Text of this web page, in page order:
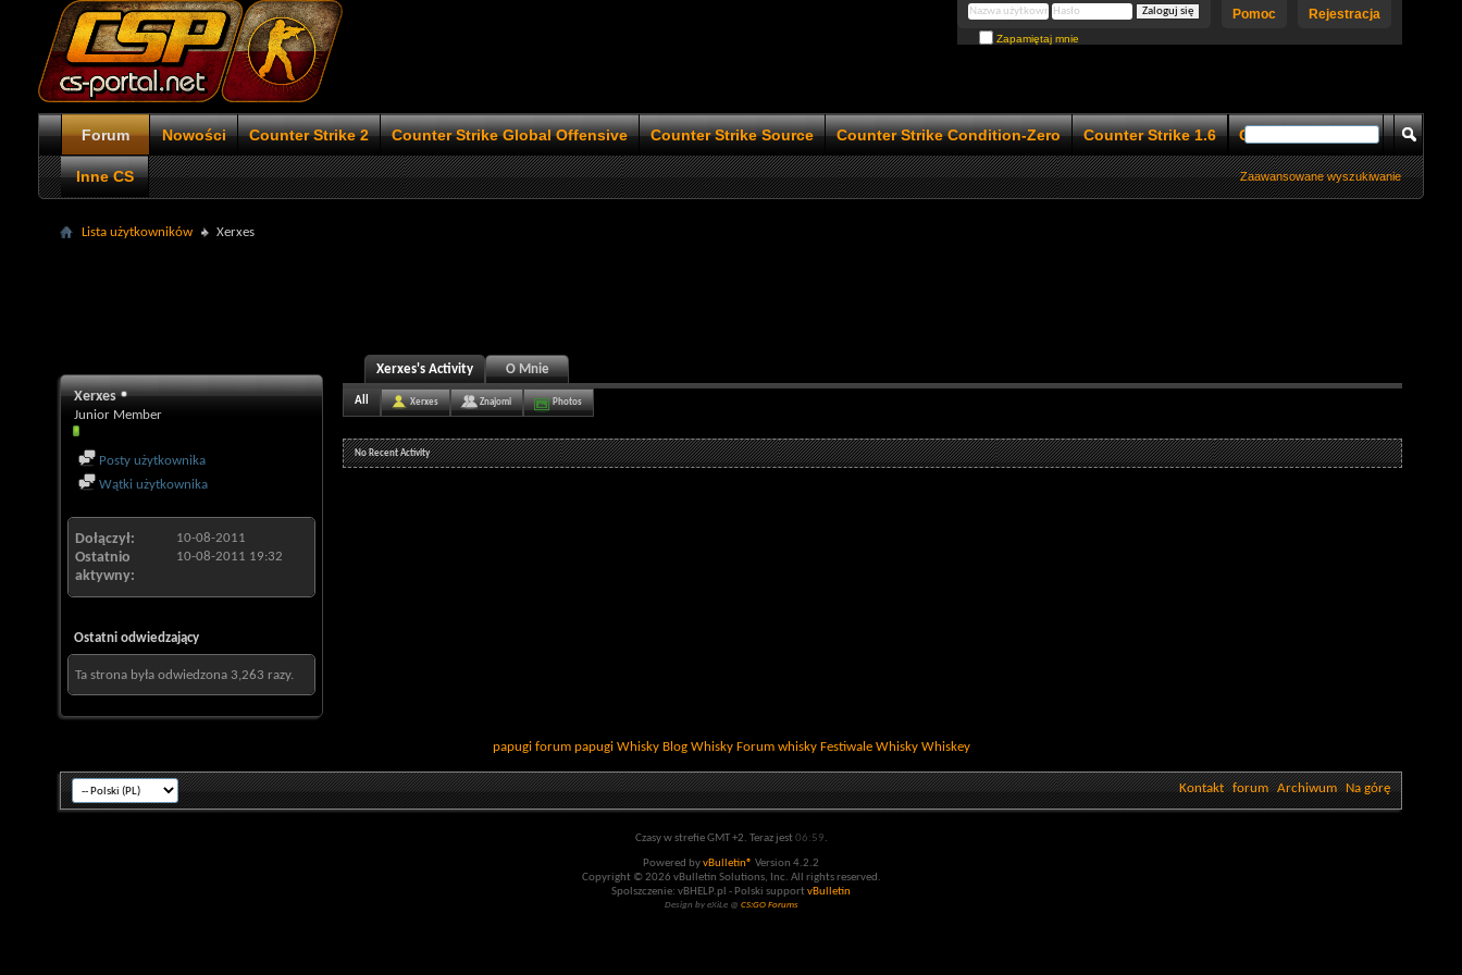
Rejestracja
Pomoc
Zapamiętaj mnie
Forum Nowości Counter Strike 2 Counter Strike Global Offensive Counter Strike Source Counter Strike Condition-Zero Counter Strike 1.6 Counter Strike 1.5
Inne CS Zaawansowane wyszukiwanie
Lista użytkowników Xerxes
Xerxes
Junior Member
Posty użytkownika
Wątki użytkownika
Dołączył 10-08-2011
Ostatnio
aktywny
10-08-2011 19:32
Ostatni odwiedzający
Ta strona była odwiedzona 3,263 razy.
Xerxes's Activity O Mnie
All Xerxes Znajomi Photos
No Recent Activity
papugi forum papugi Whisky Blog Whisky Forum whisky Festiwale Whisky Whiskey
Kontakt forum Archiwum Na górę
Czasy w strefie GMT +2. Teraz jest06:59.
Powered byvBulletin® Version 4.2.2
Copyright © 2026 vBulletin Solutions, Inc. All rights reserved.
Spolszczenie: vBHELP.pl - Polski supportvBulletin
Design by eXiLe @ CS:GO Forums